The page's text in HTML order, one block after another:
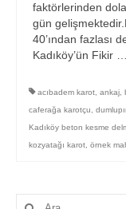
faktörlerinden
gün
40’ından fazlası
Kadıköy’ün Fikir …
acıbadem karot ankaj
caferağa karotçu
Kadıköy beton kesme
kozyatağı karot örnek
Şunu